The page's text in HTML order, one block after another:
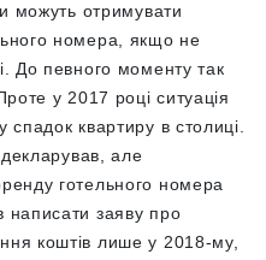
можуть отримувати
номера, якщо не
До певного моменту так
у 2017 році ситуація
квартиру в столиці.
але
готельного номера
заяву про
коштів лише у 2018-му,